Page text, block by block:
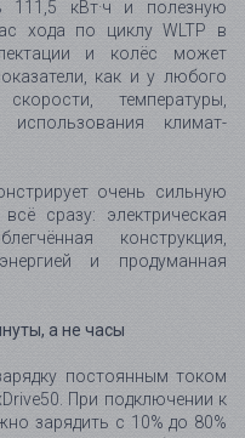
а не часы
постоянным током
При подключении к
зарядить с 10% до 80%
за 10 минут быстрой
более 120 км
станции мощностью 11
11 часов. Для владельца
ежедневного
заряжать ночью дома, а
флагман, поэтому
одной из ключевых